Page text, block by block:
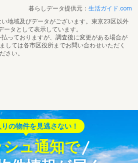
暮らしデータ提供元： 生活ガイド.com
地域及びデータがございます。東京23区以外
タとして表示しています。
っておりますが、調査後に変更がある場合が
しては各市区役所までお問い合わせいただく
さい。
の物件を見逃さない！
ュ通知で